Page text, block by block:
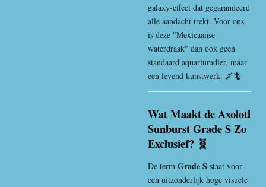
galaxy-effect dat gegarandeerd
alle aandacht trekt. Voor ons
is deze "Mexicaanse
waterdraak" dan ook geen
standaard aquariumdier, maar
een levend kunstwerk. 🌌🦎
Wat Maakt de Axolotl
Sunburst Grade S Zo
Exclusief? 🧬
De term Grade S staat voor
een uitzonderlijk hoge visuele